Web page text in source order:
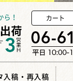
ら！ カート
入稿・再入稿